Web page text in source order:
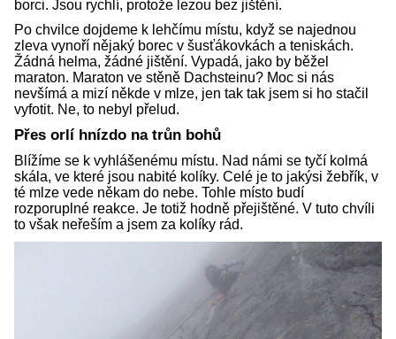
borci. Jsou rychlí, protože lezou bez jištění.
Po chvilce dojdeme k lehčímu místu, když se najednou
zleva vynoří nějaký borec v šusťákovkách a teniskách.
Žádná helma, žádné jištění. Vypadá, jako by běžel
maraton. Maraton ve stěně Dachsteinu? Moc si nás
nevšímá a mizí někde v mlze, jen tak tak jsem si ho stačil
vyfotit. Ne, to nebyl přelud.
Přes orlí hnízdo na trůn bohů
Blížíme se k vyhlášenému místu. Nad námi se tyčí kolmá
skála, ve které jsou nabité kolíky. Celé je to jakýsi žebřík, v
té mlze vede někam do nebe. Tohle místo budí
rozporuplné reakce. Je totiž hodně přejištěné. V tuto chvíli
to však neřeším a jsem za kolíky rád.